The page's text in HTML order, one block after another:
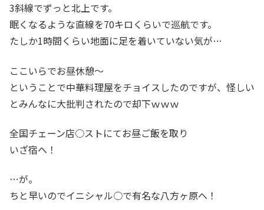
3斜線でずっと北上です。
眠くなるような直線を70キロくらいで巡航です。
たしか1時間くらい地面に足を着いていない気が…
ここいらでお昼休憩～
ということで中華料理屋をチョイスしたのですが、怪しい
とみんなに大批判されたので却下ｗｗｗ
全国チェーン店○ストにてお昼ご飯を取り
いざ宿へ！
…が。
ちと早いのでイニシャル○で有名な八方ヶ原へ！